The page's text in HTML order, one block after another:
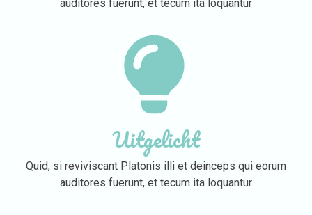
auditores fuerunt, et tecum ita loquantur
Uitgelicht
Quid, si reviviscant Platonis illi et deinceps qui eorum
auditores fuerunt, et tecum ita loquantur